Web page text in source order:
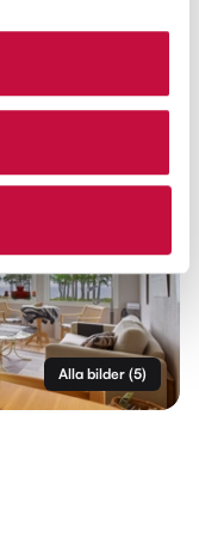
Alla bilder (5)